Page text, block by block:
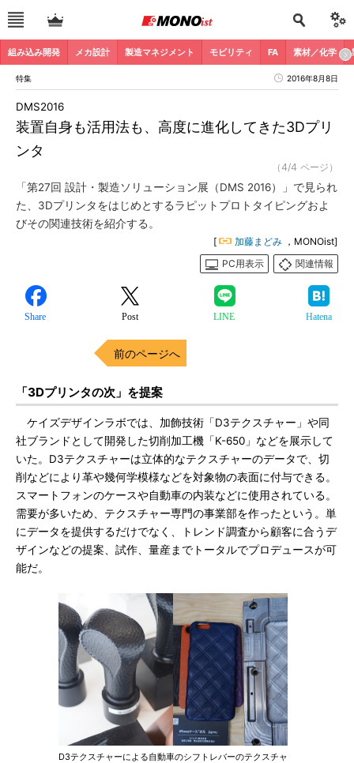
組み込み開発 メカ設計 製造マネジメント モビリティ FA 素材／化学
特集 2016年8月8日
装置自身も活用法も、高度に進化してきた3Dプリ
ンタ
DMS2016
（4/4 ページ）
「第27回 設計・製造ソリューション展（DMS 2016）」で見られ
た、3Dプリンタをはじめとするラピットプロトタイピングおよ
びその関連技術を紹介する。
[ 加藤まどみ ，MONOist]
PC用表示
関連情報
Share Post LINE Hatena
前のページへ
「3Dプリンタの次」を提案
ケイズデザインラボでは、加飾技術「D3テクスチャー」や同
社ブランドとして開発した切削加工機「K-650」などを展示して
いた。D3テクスチャーは立体的なテクスチャーのデータで、切
削などにより革や幾何学模様などを対象物の表面に付与できる。
スマートフォンのケースや自動車の内装などに使用されている。
需要が多いため、テクスチャー専門の事業部を作ったという。単
にデータを提供するだけでなく、トレンド調査から顧客に合うデ
ザインなどの提案、試作、量産までトータルでプロデュースが可
能だ。
D3テクスチャーによる自動車のシフトレバーのテクスチャ